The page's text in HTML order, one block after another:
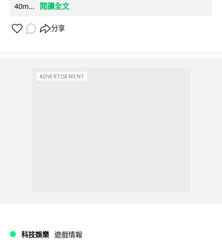
40m...
閱讀全文
分享
ADVERTISEMENT
科技娛樂 遊戲情報